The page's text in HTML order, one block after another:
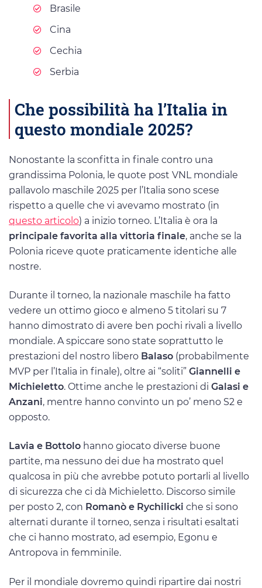
Brasile
Cina
Cechia
Serbia
Che possibilità ha l’Italia in
questo mondiale 2025?
Nonostante la sconfitta in finale contro una
grandissima Polonia, le quote post VNL mondiale
pallavolo maschile 2025 per l’Italia sono scese
rispetto a quelle che vi avevamo mostrato (in
questo articolo) a inizio torneo. L’Italia è ora la
principale favorita alla vittoria finale, anche se la
Polonia riceve quote praticamente identiche alle
nostre.
Durante il torneo, la nazionale maschile ha fatto
vedere un ottimo gioco e almeno 5 titolari su 7
hanno dimostrato di avere ben pochi rivali a livello
mondiale. A spiccare sono state soprattutto le
prestazioni del nostro libero Balaso (probabilmente
MVP per l’Italia in finale), oltre ai “soliti” Giannelli e
Michieletto. Ottime anche le prestazioni di Galasi e
Anzani, mentre hanno convinto un po’ meno S2 e
opposto.
Lavia e Bottolo hanno giocato diverse buone
partite, ma nessuno dei due ha mostrato quel
qualcosa in più che avrebbe potuto portarli al livello
di sicurezza che ci dà Michieletto. Discorso simile
per posto 2, con Romanò e Rychilicki che si sono
alternati durante il torneo, senza i risultati esaltati
che ci hanno mostrato, ad esempio, Egonu e
Antropova in femminile.
Per il mondiale dovremo quindi ripartire dai nostri